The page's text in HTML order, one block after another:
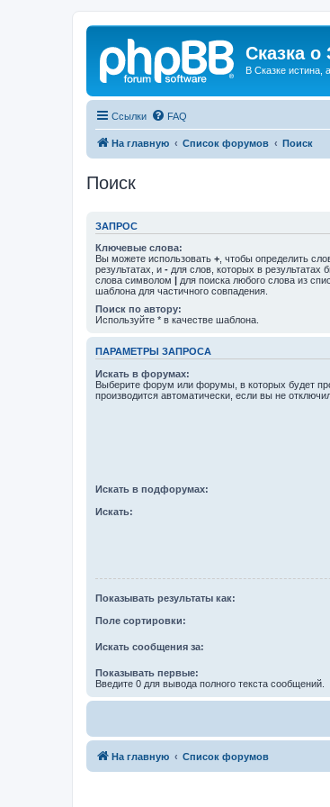
Сказка о
В Сказке истина,
Ссылки FAQ
На главную Список форумов Поиск
Поиск
ЗАПРОС
Ключевые слова:
Вы можете использовать + , чтобы определить
результатах, и - для слов, которых в
слова символом | для поиска любого слова из
шаблона для частичного совпадения.
Поиск по автору:
Используйте * в качестве шаблона.
ПАРАМЕТРЫ ЗАПРОСА
Искать в форумах:
Выберите форум или форумы, в которых будет
производится автоматически, если вы не
Искать в подфорумах:
Искать:
Показывать результаты как:
Поле сортировки:
Искать сообщения за:
Показывать первые:
Введите 0 для вывода полного текста сообщений.
На главную Список форумов